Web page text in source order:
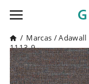
/ Marcas /Adawall
1113-9